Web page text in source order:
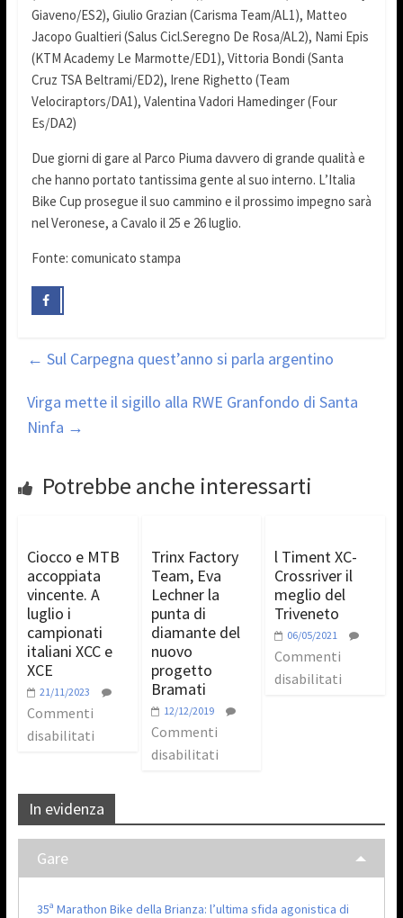
Giaveno/ES2), Giulio Grazian (Carisma Team/AL1), Matteo
Jacopo Gualtieri (Salus Cicl.Seregno De Rosa/AL2), Nami Epis
(KTM Academy Le Marmotte/ED1), Vittoria Bondi (Santa
Cruz TSA Beltrami/ED2), Irene Righetto (Team
Velociraptors/DA1), Valentina Vadori Hamedinger (Four
Es/DA2)
Due giorni di gare al Parco Piuma davvero di grande qualità e
che hanno portato tantissima gente al suo interno. L’Italia
Bike Cup prosegue il suo cammino e il prossimo impegno sarà
nel Veronese, a Cavalo il 25 e 26 luglio.
Fonte: comunicato stampa
← Sul Carpegna quest’anno si parla argentino
Virga mette il sigillo alla RWE Granfondo di Santa
Ninfa →
Potrebbe anche interessarti
Ciocco e MTB
accoppiata
vincente. A
luglio i
campionati
italiani XCC e
XCE
21/11/2023
Commenti
disabilitati
Trinx Factory
Team, Eva
Lechner la
punta di
diamante del
nuovo
progetto
Bramati
12/12/2019
Commenti
disabilitati
l Timent XC-
Crossriver il
meglio del
Triveneto
06/05/2021
Commenti
disabilitati
In evidenza
Gare
35ª Marathon Bike della Brianza: l’ultima sfida agonistica di